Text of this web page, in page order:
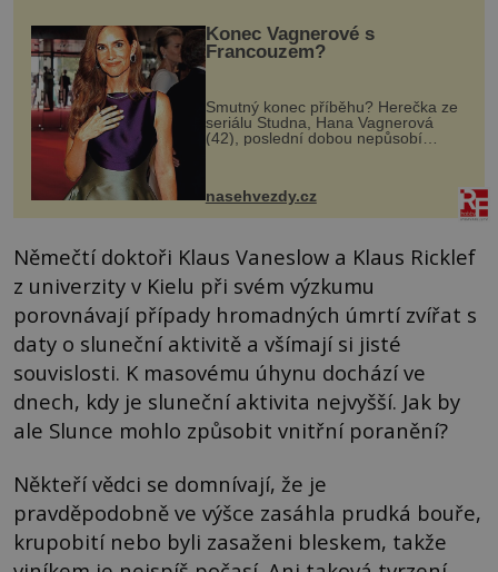
Konec Vagnerové s
Francouzem?
Smutný konec příběhu? Herečka ze
seriálu Studna, Hana Vagnerová
(42), poslední dobou nepůsobí
nasehvezdy.cz
Němečtí doktoři Klaus Vaneslow a Klaus Ricklef
z univerzity v Kielu při svém výzkumu
porovnávají případy hromadných úmrtí zvířat s
daty o sluneční aktivitě a všímají si jisté
souvislosti. K masovému úhynu dochází ve
dnech, kdy je sluneční aktivita nejvyšší. Jak by
ale Slunce mohlo způsobit vnitřní poranění?
Někteří vědci se domnívají, že je
pravděpodobně ve výšce zasáhla prudká bouře,
krupobití nebo byli zasaženi bleskem, takže